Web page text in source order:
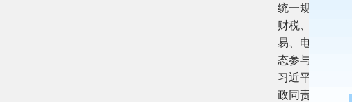
统一规范的碳
财税、价格、
易、电力交易
态参与全球气
习近平强调，
政同责，压实